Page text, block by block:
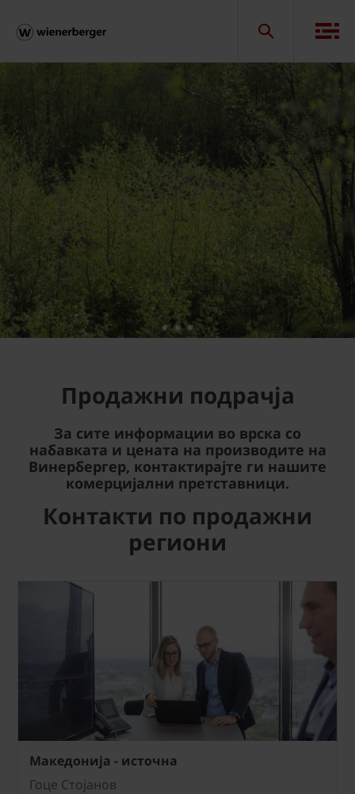
Продажни подрачја
За сите информации во врска со
набавката и цената на производите на
Винербергер, контактирајте ги нашите
комерцијални претставници.
Контакти по продажни
региони
Македонија - источна
Гоце Стојанов